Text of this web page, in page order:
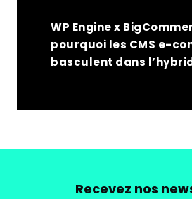
WP Engine x
pourquoi les CMS e-
basculent dans
Recevez nos